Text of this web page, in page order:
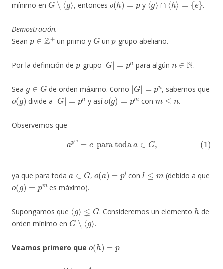
mínimo en
, entonces y .
Demostración.
Sean
p∈Z+
un primo y
G
un -grupo abeliano.
Por la definición de -grupo
| G| n
para algún
N
.
Sea
G
de orden máximo. Como
| G n
, sabemos que
o(g)
divide a
|G|=pn
y así
o (g)=p m
con
m≤n
.
Observemos que
ap para toda a ∈G
ya que para toda
G
,
( a)
con
l
(debido a que
o( g)=pm
es máximo).
Supongamos que
⟨ g G
. Consideremos un elemento
h
de
orden mínimo en
G∖ g⟩
.
Veamos primero que
(h )
.
(h )